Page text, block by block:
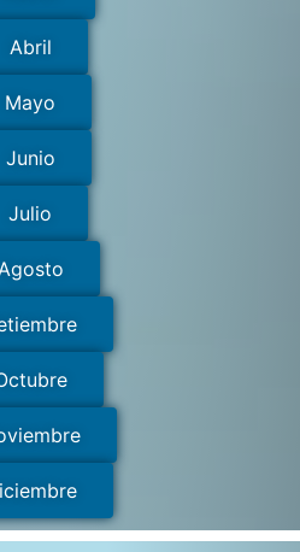
Abril
Mayo
Junio
Julio
Agosto